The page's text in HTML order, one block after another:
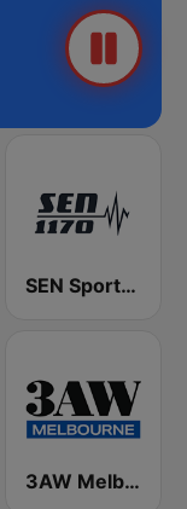
SEN Sports 1170 Sydney
3AW Melbourne